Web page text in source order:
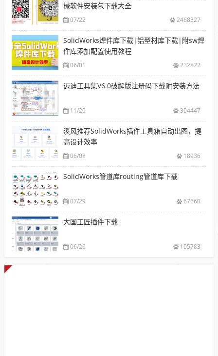
械软件安装包下载大全
07/22 2468327
SolidWorks焊件库下载|铝型材库下载|附sw焊
件库添加配置使用教程
06/01 232822
迈迪工具集V6.0破解版注册码下载附安装方法
11/20 304447
溪风推荐SolidWorks插件工具箱自动出图，提
高设计效率
06/08 18936
SolidWorks管道库routing管道库下载
07/29 67660
大国工匠插件下载
06/26 105783